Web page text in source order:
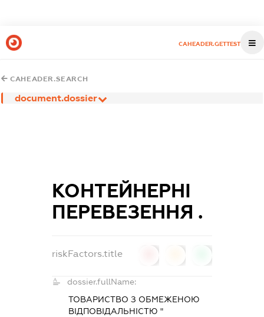
CAHEADER.GETTEST
CAHEADER.SEARCH
document.dossier
КОНТЕЙНЕРНІ
ПЕРЕВЕЗЕННЯ .
riskFactors.title
dossier.fullName:
ТОВАРИСТВО З ОБМЕЖЕНОЮ
ВІДПОВІДАЛЬНІСТЮ "